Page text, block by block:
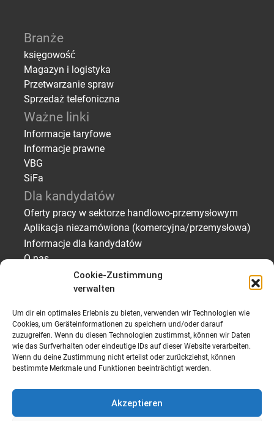
Cookie-Zustimmung
verwalten
Um dir ein optimales Erlebnis zu bieten, verwenden wir Technologien wie
Cookies, um Geräteinformationen zu speichern und/oder darauf
zuzugreifen. Wenn du diesen Technologien zustimmst, können wir Daten
wie das Surfverhalten oder eindeutige IDs auf dieser Website verarbeiten.
Wenn du deine Zustimmung nicht erteilst oder zurückziehst, können
bestimmte Merkmale und Funktionen beeinträchtigt werden.
Akzeptieren
Branże
księgowość
Magazyn i logistyka
Przetwarzanie spraw
Sprzedaż telefoniczna
Ważne linki
Informacje taryfowe
Informacje prawne
VBG
SiFa
Dla kandydatów
Oferty pracy w sektorze handlowo-przemysłowym
Aplikacja niezamówiona (komercyjna/przemysłowa)
Informacje dla kandydatów
O nas
Dla pracodawców
Znalezienie pracowników – zatrudnienie
tymczasowe/udział w pracy
Znajdowanie pracowników – Profile kandydatów
Wyślij prośbę o personel
O nas